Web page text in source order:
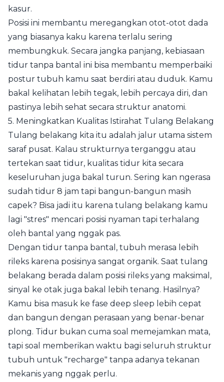
kasur.
Posisi ini membantu meregangkan otot-otot dada
yang biasanya kaku karena terlalu sering
membungkuk. Secara jangka panjang, kebiasaan
tidur tanpa bantal ini bisa membantu memperbaiki
postur tubuh kamu saat berdiri atau duduk. Kamu
bakal kelihatan lebih tegak, lebih percaya diri, dan
pastinya lebih sehat secara struktur anatomi.
5. Meningkatkan Kualitas Istirahat Tulang Belakang
Tulang belakang kita itu adalah jalur utama sistem
saraf pusat. Kalau strukturnya terganggu atau
tertekan saat tidur, kualitas tidur kita secara
keseluruhan juga bakal turun. Sering kan ngerasa
sudah tidur 8 jam tapi bangun-bangun masih
capek? Bisa jadi itu karena tulang belakang kamu
lagi "stres" mencari posisi nyaman tapi terhalang
oleh bantal yang nggak pas.
Dengan tidur tanpa bantal, tubuh merasa lebih
rileks karena posisinya sangat organik. Saat tulang
belakang berada dalam posisi rileks yang maksimal,
sinyal ke otak juga bakal lebih tenang. Hasilnya?
Kamu bisa masuk ke fase deep sleep lebih cepat
dan bangun dengan perasaan yang benar-benar
plong. Tidur bukan cuma soal memejamkan mata,
tapi soal memberikan waktu bagi seluruh struktur
tubuh untuk "recharge" tanpa adanya tekanan
mekanis yang nggak perlu.